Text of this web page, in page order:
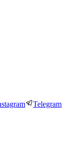
Telegram